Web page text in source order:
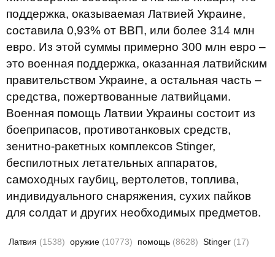
поддержка, оказываемая Латвией Украине,
составила 0,93% от ВВП, или более 314 млн
евро. Из этой суммы примерно 300 млн евро –
это военная поддержка, оказанная латвийским
правительством Украине, а остальная часть –
средства, пожертвованные латвийцами.
Военная помощь Латвии Украины состоит из
боеприпасов, противотанковых средств,
зенитно-ракетных комплексов Stinger,
беспилотных летательных аппаратов,
самоходных гаубиц, вертолетов, топлива,
индивидуального снаряжения, сухих пайков
для солдат и других необходимых предметов.
Латвия (1538) оружие (10773) помощь (8628) Stinger (17)